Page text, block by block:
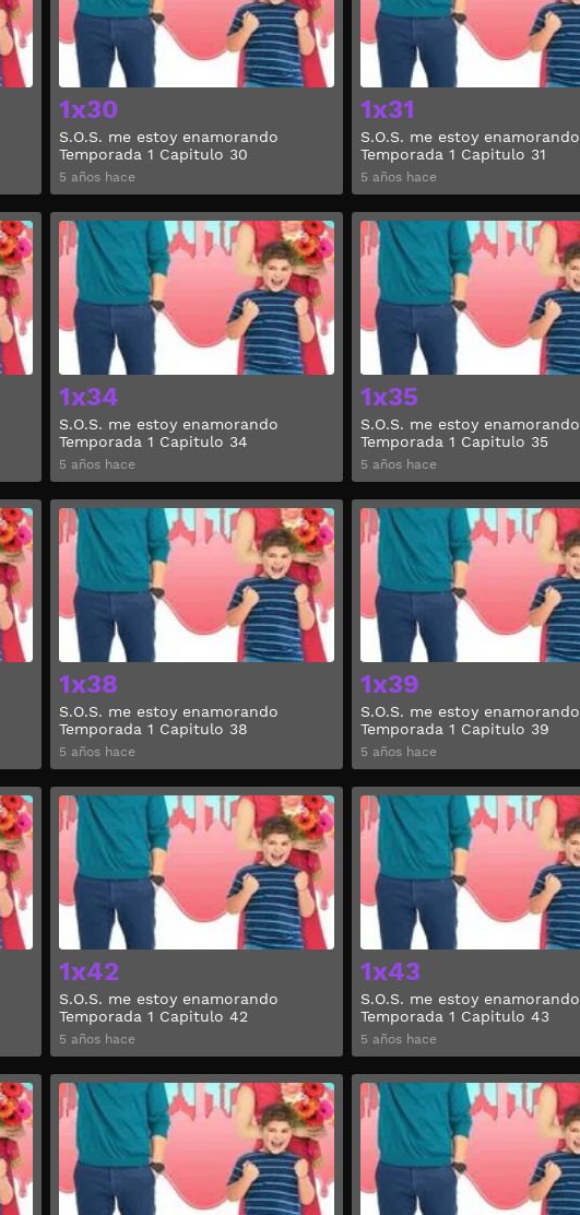
1x30
S.O.S. me estoy enamorando
Temporada 1 Capitulo 30
5 años hace
1x31
S.O.S. me estoy enamorando
Temporada 1 Capitulo 31
5 años hace
Ver
1x34
S.O.S. me estoy enamorando
Temporada 1 Capitulo 34
5 años hace
Ver
1x35
S.O.S. me estoy enamorando
Temporada 1 Capitulo 35
5 años hace
Ver
1x38
S.O.S. me estoy enamorando
Temporada 1 Capitulo 38
5 años hace
Ver
1x39
S.O.S. me estoy enamorando
Temporada 1 Capitulo 39
5 años hace
Ver
1x42
S.O.S. me estoy enamorando
Temporada 1 Capitulo 42
5 años hace
Ver
1x43
S.O.S. me estoy enamorando
Temporada 1 Capitulo 43
5 años hace
Ver Ver